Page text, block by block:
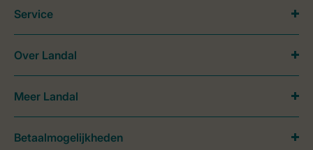
Service
Over Landal
Meer Landal
Betaalmogelijkheden